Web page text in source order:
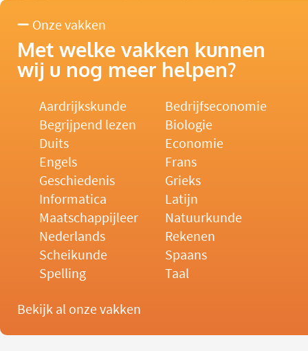
Onze vakken
Met welke vakken kunnen
wij u nog meer helpen?
Aardrijkskunde
Bedrijfseconomie
Begrijpend lezen
Biologie
Duits
Economie
Engels
Frans
Geschiedenis
Grieks
Informatica
Latijn
Maatschappijleer
Natuurkunde
Nederlands
Rekenen
Scheikunde
Spaans
Spelling
Taal
Bekijk al onze vakken